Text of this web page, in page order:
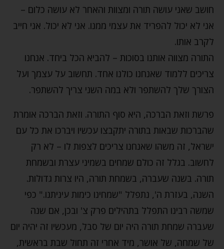
חושב שאני עושה תורה ומצוות והאחר לא עושה כלום –
אני לא יכול להפריד את עצמי ממנו. אני לא יכול. אני חייב
לקרב אותו.
התורה מצווה אותנו בסוכות – להביא הכל ביחד. אנחנו
צריכים ללמוד שאנחנו כולנו אחד. תחשוב על עצמך ועל
הצורך שלך להשתפר ולא במה השני צריך להשתפר.
פרשת וזאת הברכה, היא סוף התורה. וזאת הברכה אומרת
שהברכות שבאות בתורה יתקבצו עכשיו ויברכו את כל עם
ישראל, זה משהו שאנחנו צריכים לצפות לו – לא רק
לחשוב. בגלל זה כולם שמחים בשמיני עצרת ובשמחת
תורה. בשנה שעברה, בשמחת תורה, היו צרות גדולות.
השנה, בעזרת ה', נתפלל "שמחינו כימות עיניתנו." כפי
שמשה רבינו התפלל בתהילים פרק צ' ובכן, אם שנה
שעברה שמחת תורה היה יום של סבל, מעכשיו זה יהיה יום
של שמחה, של אושר, מיד אחרי זה תחול שבת בראשית,